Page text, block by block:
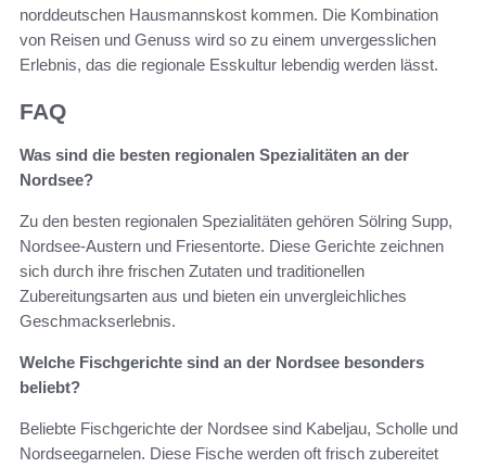
norddeutschen Hausmannskost kommen. Die Kombination
von Reisen und Genuss wird so zu einem unvergesslichen
Erlebnis, das die regionale Esskultur lebendig werden lässt.
FAQ
Was sind die besten regionalen Spezialitäten an der
Nordsee?
Zu den besten regionalen Spezialitäten gehören Sölring Supp,
Nordsee-Austern und Friesentorte. Diese Gerichte zeichnen
sich durch ihre frischen Zutaten und traditionellen
Zubereitungsarten aus und bieten ein unvergleichliches
Geschmackserlebnis.
Welche Fischgerichte sind an der Nordsee besonders
beliebt?
Beliebte Fischgerichte der Nordsee sind Kabeljau, Scholle und
Nordseegarnelen. Diese Fische werden oft frisch zubereitet